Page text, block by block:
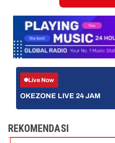
Live Now
OKEZONE LIVE 24 JAM